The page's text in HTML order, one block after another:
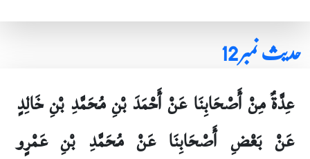
حدیث نمبر 12
عِدَّةٌ مِنْ أَصْحَابِنَا عَنْ أَحْمَدَ بْنِ مُحَمَّدِ بْنِ خَالِدٍ
عَنْ بَعْضِ أَصْحَابِنَا عَنْ مُحَمَّدِ بْنِ عَمْرٍو